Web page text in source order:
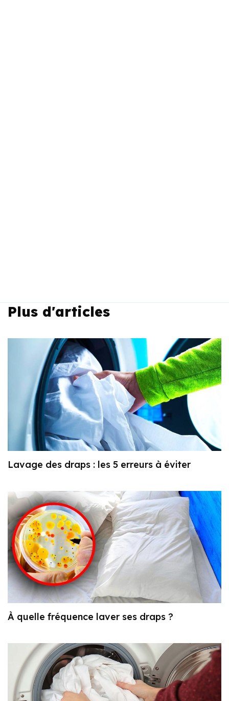
Plus d'articles
Lavage des draps : les 5 erreurs à éviter
À quelle fréquence laver ses draps ?